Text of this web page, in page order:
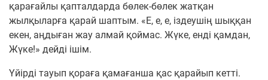
қарағайлы қапталдарда бөлек-бөлек жатқан
жылқыларға қарай шаптым. «Е, е, е, іздеушің шыққан
екен, аңдыған жау алмай қоймас. Жүке, енді қамдан,
Жүке!» дейді ішім.
Үйірді тауып қораға қамағанша қас қарайып кетті.